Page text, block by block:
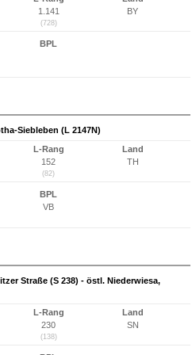
1.141
(728)
BY
BPL
Siebleben (L 2147N)
L-Rang
152
(82)
Land
TH
BPL
VB
Straße (S 238) - östl. Niederwiesa,
L-Rang
230
(138)
Land
SN